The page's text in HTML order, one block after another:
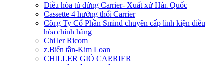
Điều hòa tủ đứng Carrier- Xuất xứ Hàn Quốc
Cassette 4 hướng thổi Carrier
Công Ty Cổ Phần Smind chuyên cấp linh kiện điều
hòa chính hãng
Chiller Ricom
z.Biến tần-Kim Loan
CHILLER GIÓ CARRIER